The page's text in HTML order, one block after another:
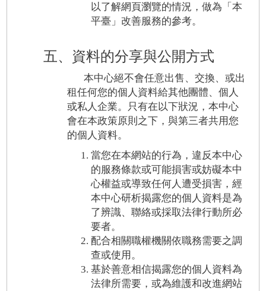
以了解網頁瀏覽的情況，做為「本
平臺」改善服務的參考。
五、資料的分享與公開方式
本中心絕不會任意出售、交換、或出
租任何您的個人資料給其他團體、個人
或私人企業。只有在以下狀況，本中心
會在本政策原則之下，與第三者共用您
的個人資料。
當您在本網站的行為，違反本中心
的服務條款或可能損害或妨礙本中
心權益或導致任何人遭受損害，經
本中心研析揭露您的個人資料是為
了辨識、聯絡或採取法律行動所必
要者。
配合相關職權機關依職務需要之調
查或使用。
基於善意相信揭露您的個人資料為
法律所需要，或為維護和改進網站